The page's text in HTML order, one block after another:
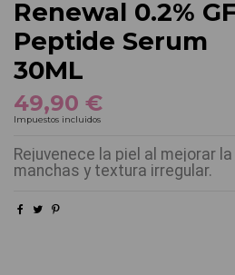
Renewal 0.2%
Peptide Serum
30ML
49,90 €
Impuestos incluidos
Rejuvenece la piel al mejorar
manchas y textura irregular.